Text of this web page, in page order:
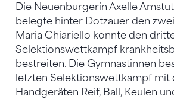
Die Neuenburgerin Axelle
belegte hinter Dotzauer den
Maria Chiariello konnte den
Selektionswettkampf
bestreiten. Die Gymnastinnen
letzten Selektionswettkampf mit
Handgeräten Reif, Ball, Keulen